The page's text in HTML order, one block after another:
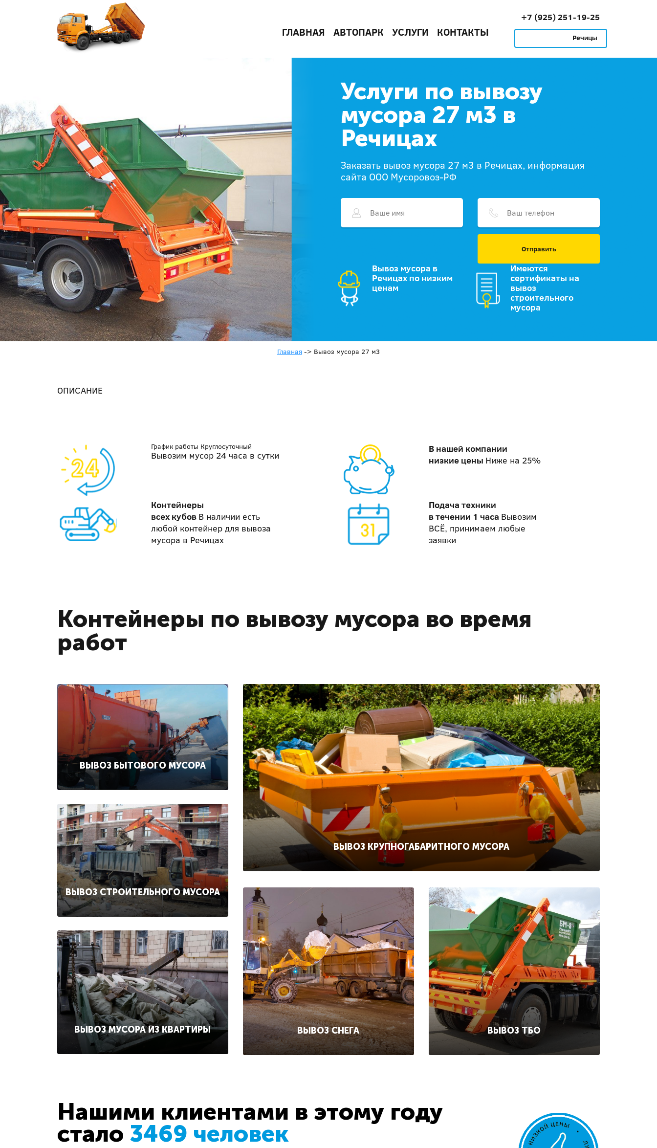
ГЛАВНАЯ АВТОПАРК УСЛУГИ КОНТАКТЫ
+7 (925) 251-19-25
Речицы
Услуги по вывозу
мусора 27 м3 в
Речицах
Заказать вывоз мусора 27 м3 в Речицах, информация
сайта ООО Мусоровоз-РФ
Отправить
Вывоз мусора в
Речицах по низким
ценам
Имеются
сертификаты на
вывоз
строительного
мусора
Главная -> Вывоз мусора 27 м3
ОПИСАНИЕ
График работы Круглосуточный
Вывозим мусор 24 часа в сутки
В нашей компании
низкие цены Ниже на 25%
Контейнеры
всех кубов В наличии есть
любой контейнер для вывоза
мусора в Речицах
Подача техники
в течении 1 часа Вывозим
ВСЁ, принимаем любые
заявки
Контейнеры по вывозу мусора во время
работ
ВЫВОЗ БЫТОВОГО МУСОРА
ВЫВОЗ СТРОИТЕЛЬНОГО МУСОРА
ВЫВОЗ МУСОРА ИЗ КВАРТИРЫ
ВЫВОЗ КРУПНОГАБАРИТНОГО МУСОРА
ВЫВОЗ СНЕГА ВЫВОЗ ТБО
Нашими клиентами в этому году
стало 3469 человек